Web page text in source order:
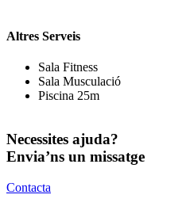
Altres Serveis
Sala Fitness
Sala Musculació
Piscina 25m
Necessites ajuda?
Envia’ns un missatge
Contacta